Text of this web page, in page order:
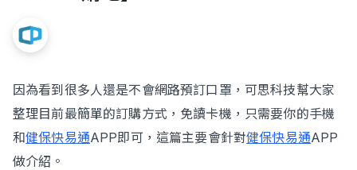
成功案例
執行報告 / 策略解析
數位成長與技術專欄
因為看到很多人還是不會網路預訂口罩，可思科技幫大家
整理目前最簡單的訂購方式，免讀卡機，只需要你的手機
和健保快易通APP即可，這篇主要會針對健保快易通APP
做介紹。